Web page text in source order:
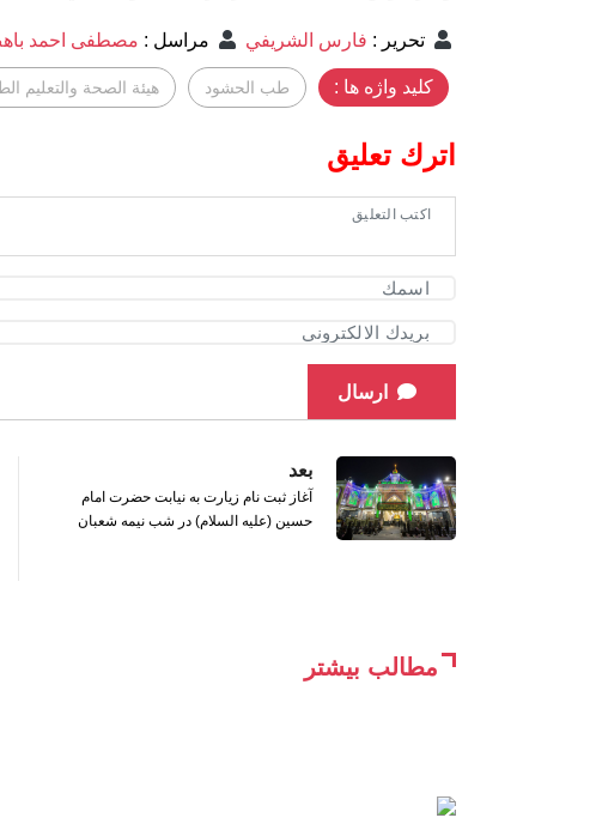
تحرير : فارس الشريفي مراسل : مصطفى احمد
کلید واژه ها : طب الحشود هيئة الصحة والتعليم
اترك تعليق
ارسال
بعد
آغاز ثبت نام زیارت به نیابت حضرت امام
حسین (علیه السلام) در شب نیمه شعبان
مطالب بیشتر